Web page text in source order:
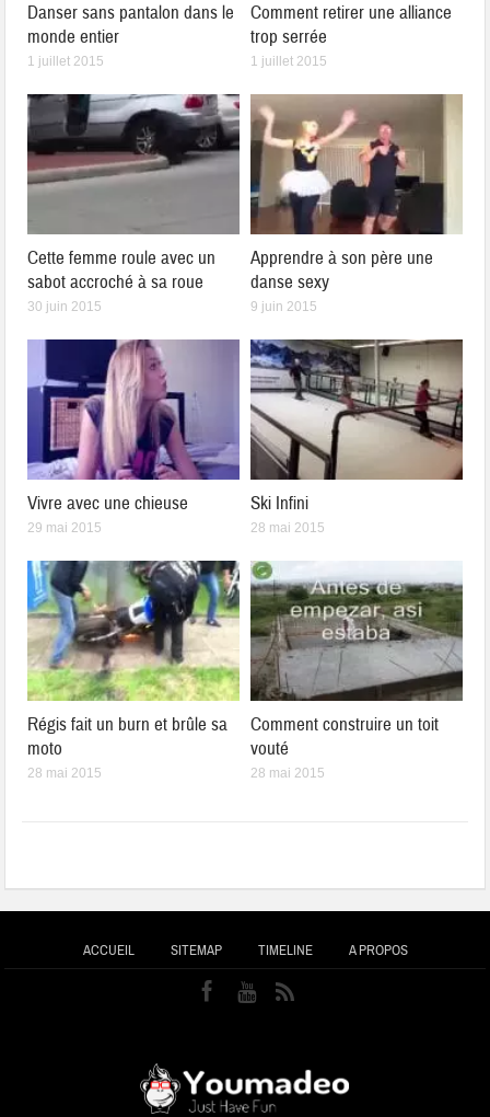
Danser sans pantalon dans le
monde entier
1 juillet 2015
Comment retirer une alliance
trop serrée
1 juillet 2015
Cette femme roule avec un
sabot accroché à sa roue
30 juin 2015
Apprendre à son père une
danse sexy
9 juin 2015
Vivre avec une chieuse
29 mai 2015
Ski Infini
28 mai 2015
Régis fait un burn et brûle sa
moto
28 mai 2015
Comment construire un toit
vouté
28 mai 2015
ACCUEIL SITEMAP TIMELINE A PROPOS